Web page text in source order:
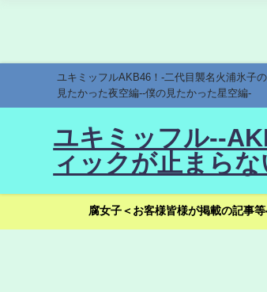
ユキミッフルAKB46！-二代目襲名火浦氷子
見たかった夜空編--僕の見たかった星空編-
ユキミッフル--
ィックが止まら
腐女子＜お客様皆様が掲載の記事